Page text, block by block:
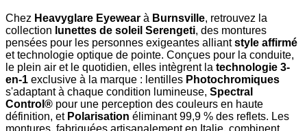
Chez Heavyglare Eyewear à Burnsville, retrouvez la
collection lunettes de soleil Serengeti, des montures
pensées pour les personnes exigeantes alliantstyle affirmé
et technologie optique de pointe. Conçues pour la conduite,
le plein air et le quotidien, elles intègrent la technologie 3-
en-1 exclusive à la marque : lentilles Photochromiques
s'adaptant à chaque condition lumineuse, Spectral
Control® pour une perception des couleurs en haute
définition, et Polarisation éliminant 99,9 % des reflets. Les